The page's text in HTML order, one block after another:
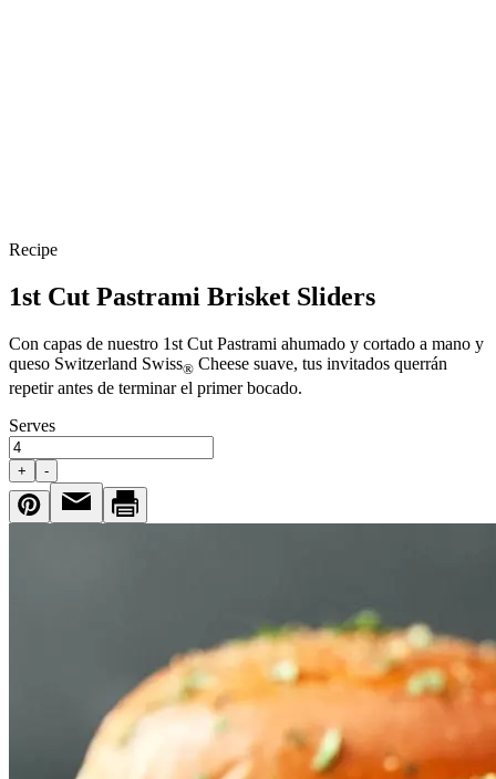
Recipe
1st Cut Pastrami Brisket Sliders
Con capas de nuestro 1st Cut Pastrami ahumado y cortado a mano y
queso Switzerland Swiss® Cheese suave, tus invitados querrán
repetir antes de terminar el primer bocado.
Serves
+ -